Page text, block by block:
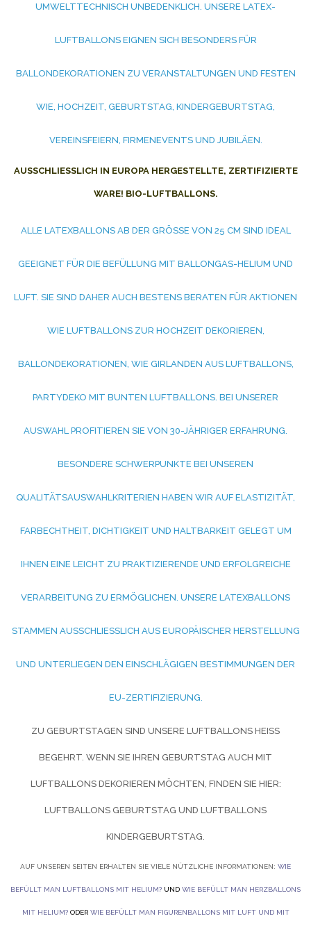
UMWELTTECHNISCH UNBEDENKLICH. UNSERE LATEX-
LUFTBALLONS EIGNEN SICH BESONDERS FÜR
BALLONDEKORATIONEN ZU VERANSTALTUNGEN UND FESTEN
WIE, HOCHZEIT, GEBURTSTAG, KINDERGEBURTSTAG,
VEREINSFEIERN, FIRMENEVENTS UND JUBILÄEN.
AUSSCHLIESSLICH IN EUROPA HERGESTELLTE, ZERTIFIZIERTE W
ARE! BIO-LUFTBALLONS.
ALLE LATEXBALLONS AB DER GRÖSSE VON 25 CM SIND IDEAL G
EEIGNET FÜR DIE BEFÜLLUNG MIT BALLONGAS-HELIUM UND L
UFT. SIE SIND DAHER AUCH BESTENS BERATEN FÜR AKTIONEN W
IE LUFTBALLONS ZUR HOCHZEIT DEKORIEREN, B
ALLONDEKORATIONEN, WIE GIRLANDEN AUS LUFTBALLONS, P
ARTYDEKO MIT BUNTEN LUFTBALLONS. BEI UNSERER A
USWAHL PROFITIEREN SIE VON 30-JÄHRIGER ERFAHRUNG. B
ESONDERE SCHWERPUNKTE BEI UNSEREN Q
UALITÄTSAUSWAHLKRITERIEN HABEN WIR AUF ELASTIZITÄT, F
ARBECHTHEIT, DICHTIGKEIT UND HALTBARKEIT GELEGT UM I
HNEN EINE LEICHT ZU PRAKTIZIERENDE UND ERFOLGREICHE V
ERARBEITUNG ZU ERMÖGLICHEN. UNSERE LATEXBALLONS S
TAMMEN AUSSCHLIESSLICH AUS EUROPÄISCHER HERSTELLUNG UN
D UNTERLIEGEN DEN EINSCHLÄGIGEN BESTIMMUNGEN DER EU
-ZERTIFIZIERUNG.
ZU GEBURTSTAGEN SIND UNSERE LUFTBALLONS HEISS B
EGEHRT. WENN SIE IHREN GEBURTSTAG AUCH MIT L
UFTBALLONS DEKORIEREN MÖCHTEN, FINDEN SIE HIER:
LUFTBALLONS GEBURTSTAG UND LUFTBALLONS
KINDERGEBURTSTAG.
AUF UNSEREN SEITEN ERHALTEN SIE VIELE NÜTZLICHE INFORMATIONEN: WIE
BEFÜLLT MAN LUFTBALLONS MIT HELIUM? UND WIE BEFÜLLT MAN HERZBALLONS
MIT HELIUM?ODER WIE BEFÜLLT MAN FIGURENBALLONS MIT LUFT UND MIT